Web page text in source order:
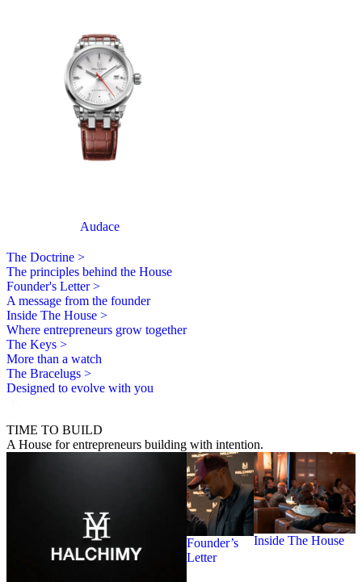
Audace
The Doctrine >
The principles behind the House
Founder's Letter >
A message from the founder
Inside The House >
Where entrepreneurs grow together
The Keys >
More than a watch
The Bracelugs >
Designed to evolve with you
TIME TO BUILD
A House for entrepreneurs building with intention.
Founder’s
Letter
Inside The House